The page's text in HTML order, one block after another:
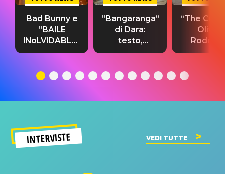
Bad Bunny e
“BAILE
INoLVIDABLE”:
testo,
significato
“Bangaranga”
di Dara:
testo,
traduzione e
del singolo
“The
Olivia
testo,
INTERVISTE VEDI TUTTE